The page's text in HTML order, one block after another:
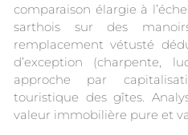
comparaison élargie à
sarthois sur des
remplacement vétusté
d’exception (charpente,
approche par
touristique des gîtes.
valeur immobilière pure et